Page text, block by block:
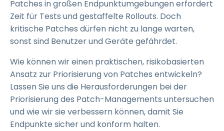
Patches in großen Endpunktumgebungen erfordert
Zeit für Tests und gestaffelte Rollouts. Doch
kritische Patches dürfen nicht zu lange warten,
sonst sind Benutzer und Geräte gefährdet.
Wie können wir einen praktischen, risikobasierten
Ansatz zur Priorisierung von Patches entwickeln?
Lassen Sie uns die Herausforderungen bei der
Priorisierung des Patch-Managements untersuchen
und wie wir sie verbessern können, damit Sie
Endpunkte sicher und konform halten.